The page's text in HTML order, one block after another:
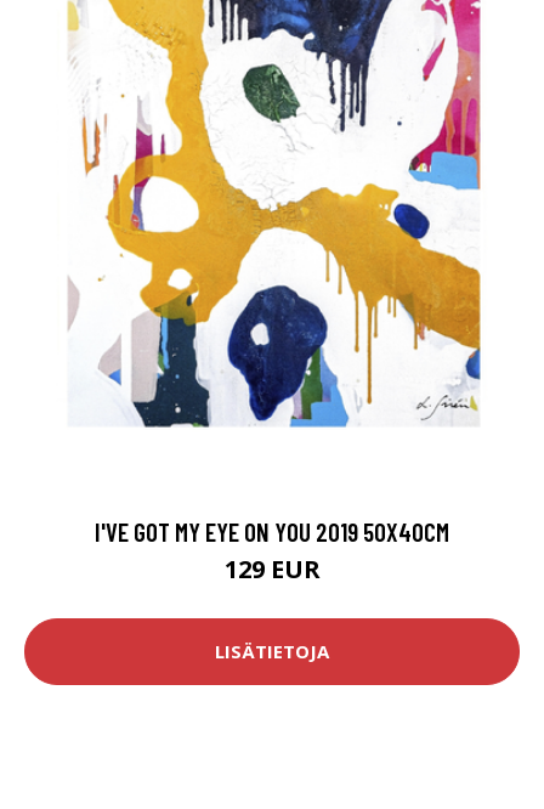
I'VE GOT MY EYE ON YOU 2019 50X40CM
129 EUR
LISÄTIETOJA